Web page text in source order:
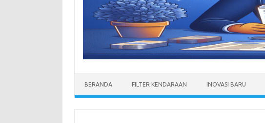
BERANDA FILTER KENDARAAN INOVASI BARU